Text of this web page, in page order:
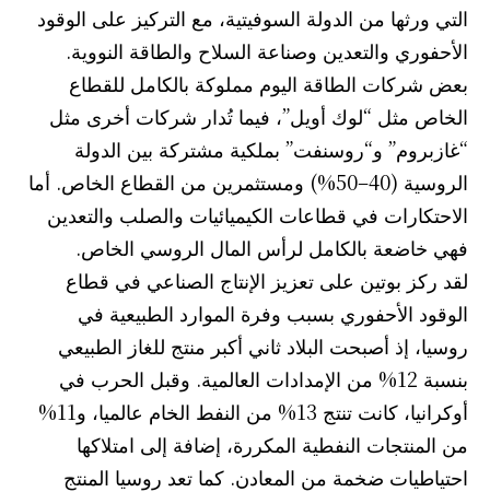
التي ورثها من الدولة السوفيتية، مع التركيز على الوقود
الأحفوري والتعدين وصناعة السلاح والطاقة النووية.
بعض شركات الطاقة اليوم مملوكة بالكامل للقطاع
الخاص مثل “لوك أويل”، فيما تُدار شركات أخرى مثل
“غازبروم” و“روسنفت” بملكية مشتركة بين الدولة
الروسية (40–50%) ومستثمرين من القطاع الخاص. أما
الاحتكارات في قطاعات الكيميائيات والصلب والتعدين
فهي خاضعة بالكامل لرأس المال الروسي الخاص.
لقد ركز بوتين على تعزيز الإنتاج الصناعي في قطاع
الوقود الأحفوري بسبب وفرة الموارد الطبيعية في
روسيا، إذ أصبحت البلاد ثاني أكبر منتج للغاز الطبيعي
بنسبة 12% من الإمدادات العالمية. وقبل الحرب في
أوكرانيا، كانت تنتج 13% من النفط الخام عالميا، و11%
من المنتجات النفطية المكررة، إضافة إلى امتلاكها
احتياطيات ضخمة من المعادن. كما تعد روسيا المنتج